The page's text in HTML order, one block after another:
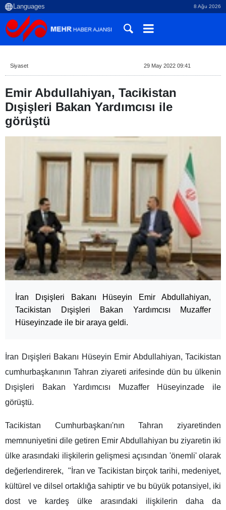
8 Ağu 2026
Siyaset 29 May 2022 09:41
Emir Abdullahiyan, Tacikistan
Dışişleri Bakan Yardımcısı ile
görüştü
İran Dışişleri Bakanı Hüseyin Emir Abdullahiyan,
Tacikistan Dışişleri Bakan Yardımcısı Muzaffer
Hüseyinzade ile bir araya geldi.
İran Dışişleri Bakanı Hüseyin Emir Abdullahiyan, Tacikistan
cumhurbaşkanının Tahran ziyareti arifesinde dün bu ülkenin
Dışişleri Bakan Yardımcısı Muzaffer Hüseyinzade ile
görüştü.
Tacikistan Cumhurbaşkanı'nın Tahran ziyaretinden
memnuniyetini dile getiren Emir Abdullahiyan bu ziyaretin iki
ülke arasındaki ilişkilerin gelişmesi açısından 'önemli' olarak
değerlendirerek, "İran ve Tacikistan birçok tarihi, medeniyet,
kültürel ve dilsel ortaklığa sahiptir ve bu büyük potansiyel, iki
dost ve kardeş ülke arasındaki ilişkilerin daha da